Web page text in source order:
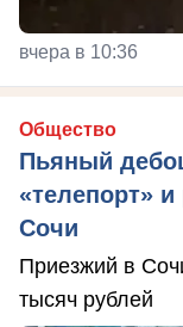
вчера в 10:36
Общество
Пьяный
«телепорт»
Сочи
Приезжий в
тысяч рублей